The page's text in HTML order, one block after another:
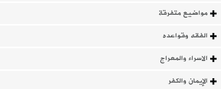
مواضيع متفرقة
الفقه وقواعده
الاسراء والمعراج
الإيمان والكفر